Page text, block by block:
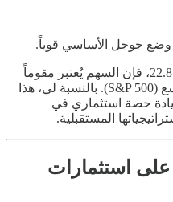
جوجل الأساسي قوياً.
مع نسبة سعر إلى الأرباح (P/E) تبلغ 22.8، فإن السهم يُعتبر مقوماً
بأقل من قيمته مقارنة بالسوق الأوسع (S&P 500). بالنسبة لي، هذا
حصة استثماري في
المستقبلية.
على استثمارات